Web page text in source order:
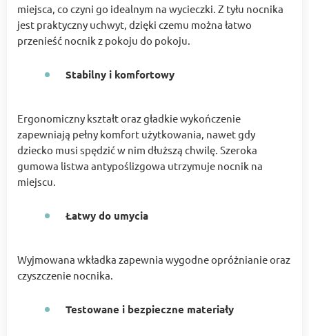
miejsca, co czyni go idealnym na wycieczki. Z tyłu nocnika
jest praktyczny uchwyt, dzięki czemu można łatwo
przenieść nocnik z pokoju do pokoju.
Stabilny i komfortowy
Ergonomiczny kształt oraz gładkie wykończenie
zapewniają pełny komfort użytkowania, nawet gdy
dziecko musi spędzić w nim dłuższą chwilę. Szeroka
gumowa listwa antypoślizgowa utrzymuje nocnik na
miejscu.
Łatwy do umycia
Wyjmowana wkładka zapewnia wygodne opróżnianie oraz
czyszczenie nocnika.
Testowane i bezpieczne materiały